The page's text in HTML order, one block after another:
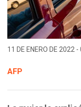
11 DE ENERO DE 2022 -
AFP